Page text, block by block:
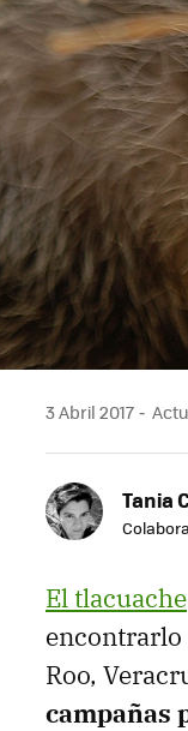
3 Abril 2017
Tania
El tlacuache
encontrarlo
Roo,
campañas